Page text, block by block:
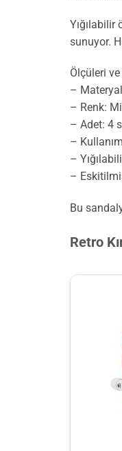
sunuyor.
Ölçüleri
–
– Renk:
– Adet: 4
–
–
–
Bu
Retro